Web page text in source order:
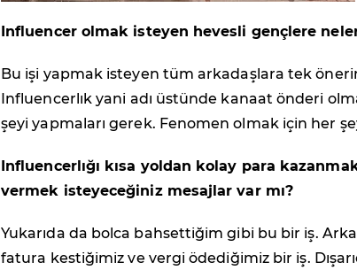
Influencer olmak isteyen hevesli gençlere
Bu işi yapmak isteyen tüm arkadaşlara tek
Influencerlık yani adı üstünde kanaat önderi
şeyi yapmaları gerek. Fenomen olmak için her
Influencerlığı kısa yoldan kolay para
vermek isteyeceğiniz mesajlar var mı?
Yukarıda da bolca bahsettiğim gibi bu bir iş.
fatura kestiğimiz ve vergi ödediğimiz bir iş.